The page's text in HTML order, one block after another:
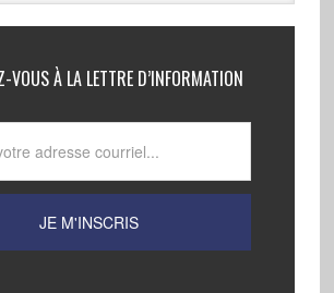
VOUS À LA LETTRE D’INFORMATION